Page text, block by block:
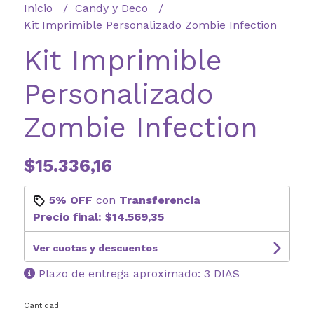
Inicio
Candy y Deco
Kit Imprimible Personalizado Zombie Infection
Kit Imprimible
Personalizado
Zombie Infection
$15.336,16
5% OFF con Transferencia
Precio final: $14.569,35
Ver cuotas y descuentos
Plazo de entrega aproximado: 3 DIAS
Cantidad